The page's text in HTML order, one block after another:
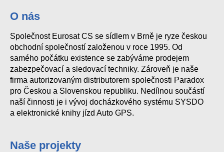
O nás
Společnost Eurosat CS se sídlem v Brně je ryze českou
obchodní společností založenou v roce 1995. Od
samého počátku existence se zabýváme prodejem
zabezpečovací a sledovací techniky. Zároveň je naše
firma autorizovaným distributorem společnosti Paradox
pro Českou a Slovenskou republiku. Nedílnou součástí
naší činnosti je i vývoj docházkového systému SYSDO
a elektronické knihy jízd Auto GPS.
Naše projekty